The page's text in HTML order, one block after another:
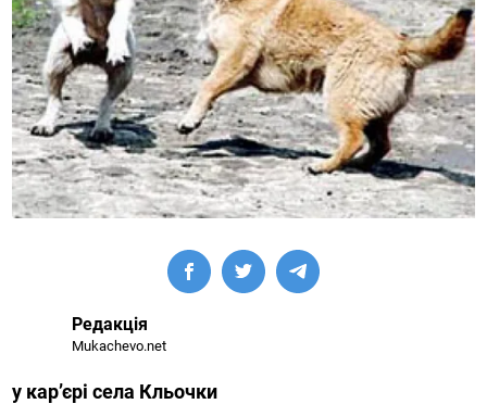
Редакція
Mukachevo.net
у кар’єрі села Кльочки